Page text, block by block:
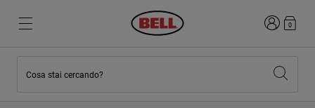
Accedi0
Cosa stai cercando?